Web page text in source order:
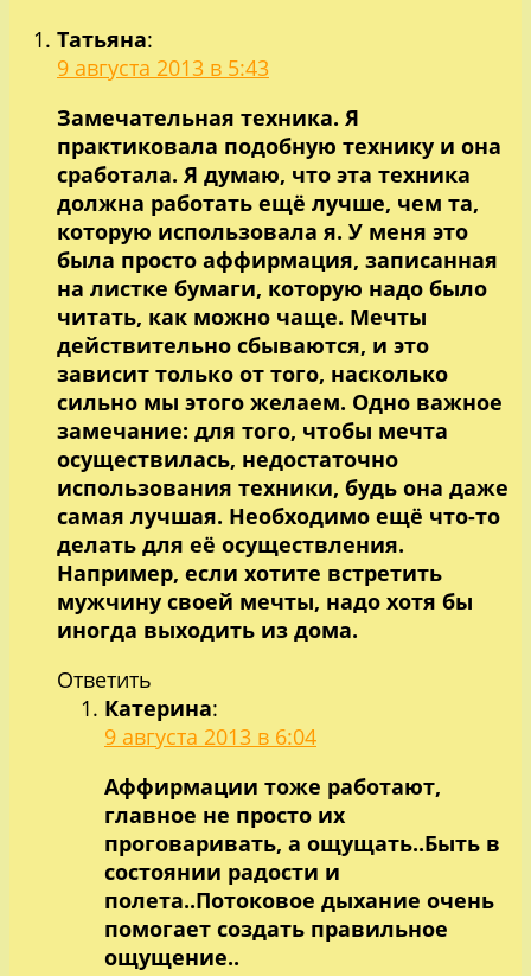
Татьяна:
9 августа 2013 в 5:43
Замечательная техника. Я
практиковала подобную технику и она
сработала. Я думаю, что эта техника
должна работать ещё лучше, чем та,
которую использовала я. У меня это
была просто аффирмация, записанная
на листке бумаги, которую надо было
читать, как можно чаще. Мечты
действительно сбываются, и это
зависит только от того, насколько
сильно мы этого желаем. Одно важное
замечание: для того, чтобы мечта
осуществилась, недостаточно
использования техники, будь она даже
самая лучшая. Необходимо ещё что-то
делать для её осуществления.
Например, если хотите встретить
мужчину своей мечты, надо хотя бы
иногда выходить из дома.
Ответить
Катерина:
9 августа 2013 в 6:04
Аффирмации тоже работают,
главное не просто их
проговаривать, а ощущать..Быть в
состоянии радости и
полета..Потоковое дыхание очень
помогает создать правильное
ощущение..